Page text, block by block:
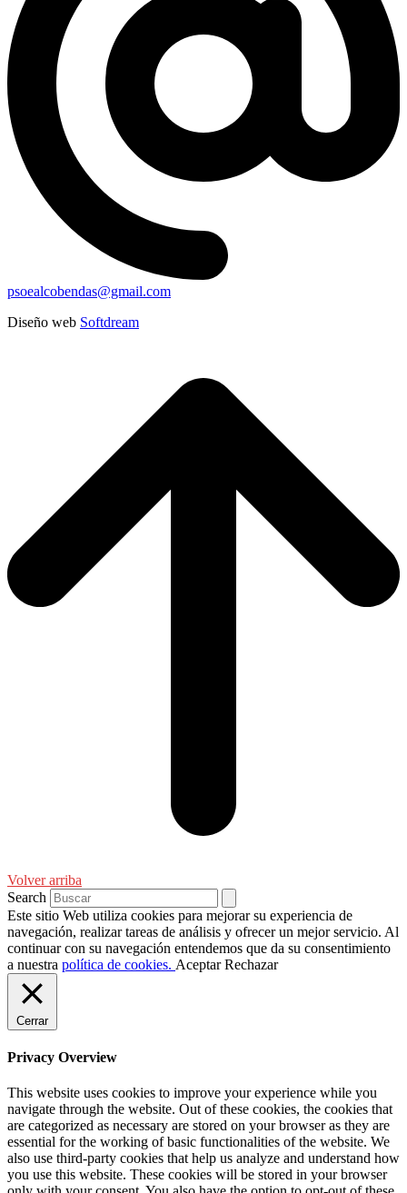
psoealcobendas@gmail.com
Diseño web Softdream
Volver arriba
Search
Este sitio Web utiliza cookies para mejorar su experiencia de
navegación, realizar tareas de análisis y ofrecer un mejor servicio. Al
continuar con su navegación entendemos que da su consentimiento
a nuestra política de cookies. Aceptar Rechazar
Cerrar
Privacy Overview
This website uses cookies to improve your experience while you
navigate through the website. Out of these cookies, the cookies that
are categorized as necessary are stored on your browser as they are
essential for the working of basic functionalities of the website. We
also use third-party cookies that help us analyze and understand how
you use this website. These cookies will be stored in your browser